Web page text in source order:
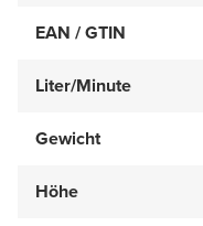
EAN / GTIN
Liter/Minute
Gewicht
Höhe